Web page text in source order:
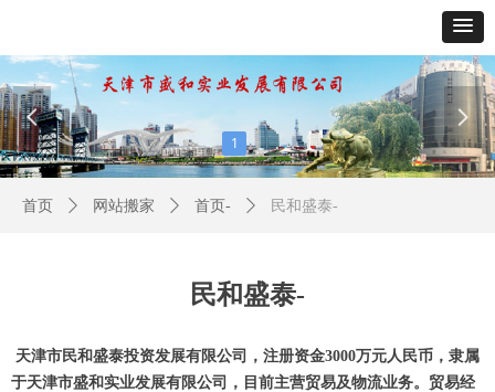
1
넳 넲
首页 ꄲ 网站搬家 ꄲ 首页- ꄲ 民和盛泰-
民和盛泰-
天津市民和盛泰投资发展有限公司，注册资金3000万元人民币，隶属
于天津市盛和实业发展有限公司，目前主营贸易及物流业务。贸易经